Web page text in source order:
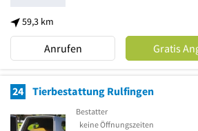
59,3 km
Anrufen Gratis
24 Tierbestattung Rulfingen
Bestatter
keine Öffnungszeiten